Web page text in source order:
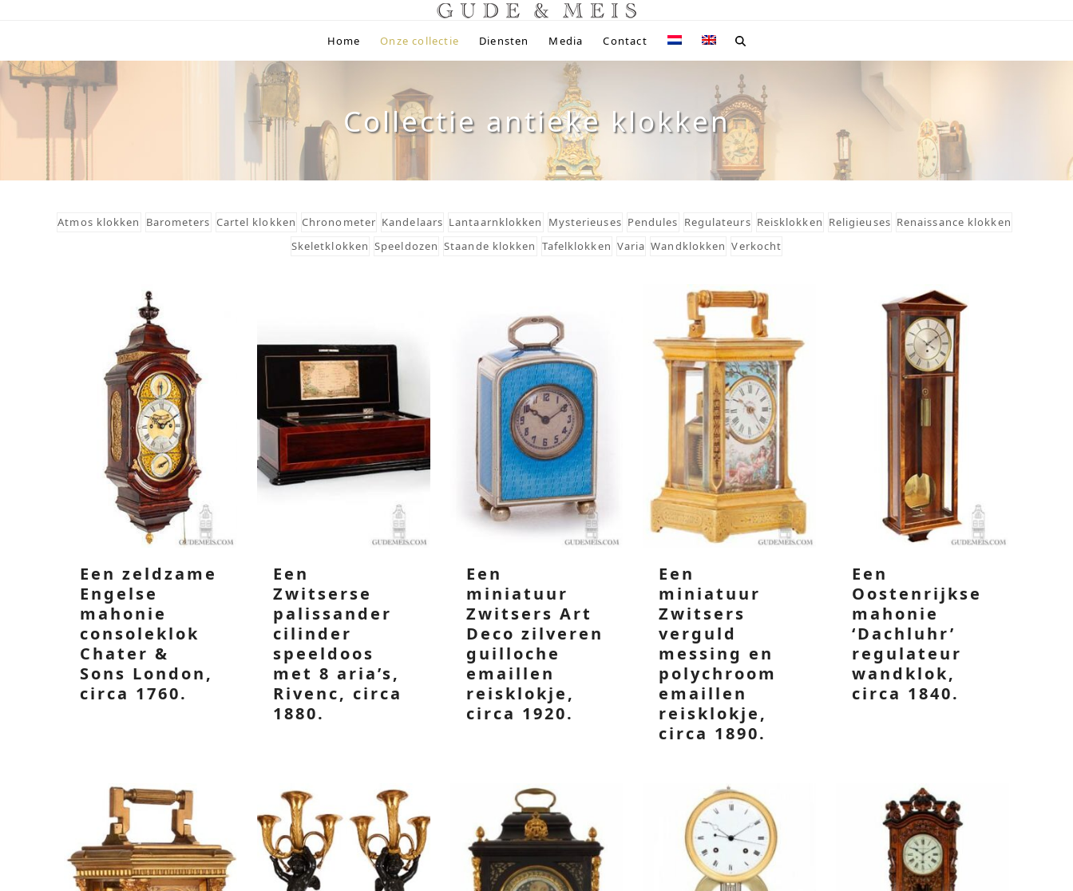
Home Onze collectie Diensten Media Contact
Collectie antieke klokken
Atmos klokken Barometers Cartel klokken Chronometer Kandelaars Lantaarnklokken Mysterieuses Pendules Regulateurs Reisklokken Religieuses Renaissance klokken
Skeletklokken Speeldozen Staande klokken Tafelklokken Varia Wandklokken Verkocht
Een zeldzame
Engelse
mahonie
consoleklok
Chater &
Sons London,
circa 1760.
Een
Zwitserse
palissander
cilinder
speeldoos
met 8 aria’s,
Rivenc, circa
1880.
Een
miniatuur
Zwitsers Art
Deco zilveren
guilloche
emaillen
reisklokje,
circa 1920.
Een
miniatuur
Zwitsers
verguld
messing en
polychroom
emaillen
reisklokje,
circa 1890.
Een
Oostenrijkse
mahonie
‘Dachluhr’
regulateur
wandklok,
circa 1840.